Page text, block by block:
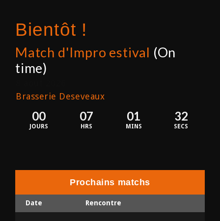
Bientôt !
Match d'Impro estival (On
time)
Brasserie Deseveaux
00
JOURS
07
HRS
01
MINS
32
SECS
Prochains matchs
Date Rencontre